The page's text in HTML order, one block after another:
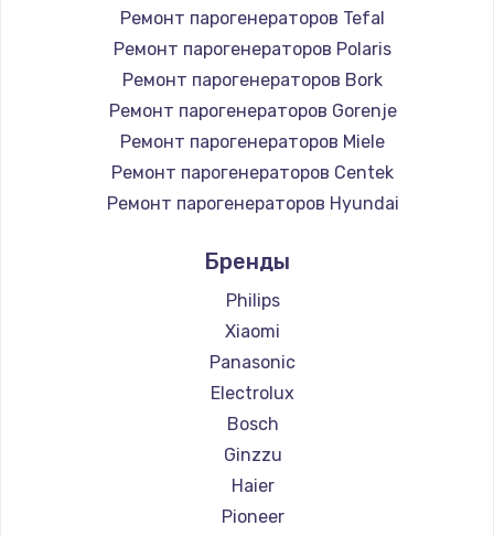
Ремонт парогенераторов Tefal
Ремонт парогенераторов Polaris
Ремонт парогенераторов Bork
Ремонт парогенераторов Gorenje
Ремонт парогенераторов Miele
Ремонт парогенераторов Centek
Ремонт парогенераторов Hyundai
Ремонт парогенераторов DELTA
Ремонт парогенераторов Silter
Ремонт парогенераторов Chayka
Ремонт парогенераторов Beko
Ремонт парогенераторов Vivitek
Ремонт парогенераторов RED solution
Бренды
Philips
Xiaomi
Panasonic
Electrolux
Bosch
Ginzzu
Haier
Pioneer